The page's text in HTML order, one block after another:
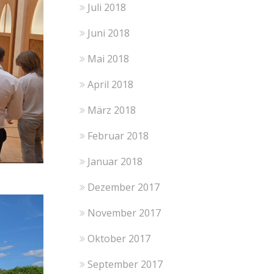
Juli 2018
Juni 2018
Mai 2018
April 2018
März 2018
Februar 2018
Januar 2018
Dezember 2017
November 2017
Oktober 2017
September 2017